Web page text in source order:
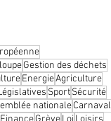
Gestion des déchets
EnergieAgriculture
SportSécurité
nationaleCarnaval